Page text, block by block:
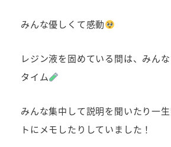
みんな優しくて感動
レジン液を固めている間は、みん
タイム
みんな集中して説明を聞いたり一
トにメモしたりしていました！